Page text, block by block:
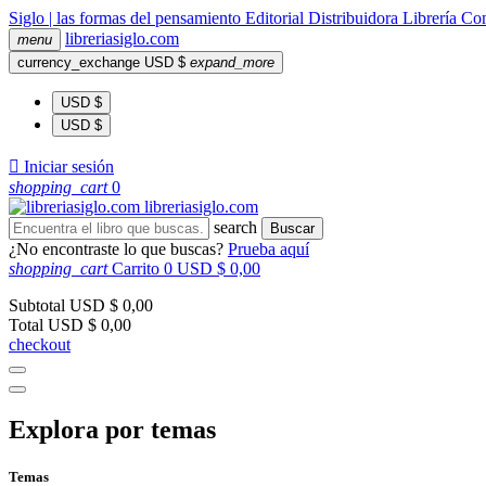
Siglo | las formas del pensamiento Editorial Distribuidora Librería
menu libreriasiglo.com
currency_exchange USD $ expand_more
USD $
USD $
 Iniciar sesión
shopping_cart 0
libreriasiglo.com
search
Buscar
¿No encontraste lo que buscas? Prueba aquí
shopping_cart Carrito 0 USD $ 0,00
Subtotal USD $ 0,00
Total USD $ 0,00
checkout
Explora por temas
Temas